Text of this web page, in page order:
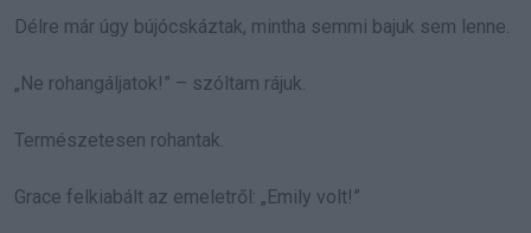
Délre már úgy bújócskáztak, mintha semmi bajuk sem lenne.
„Ne rohangáljatok!” – szóltam rájuk.
Természetesen rohantak.
Grace felkiabált az emeletről: „Emily volt!”